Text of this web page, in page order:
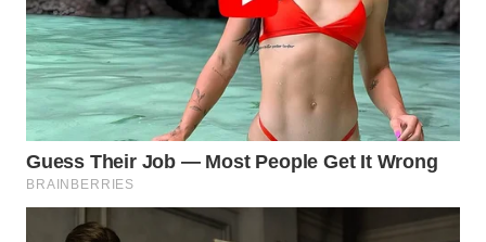
WAHANA
KONSUMEN
WAHANA
LISTRIK
WAHANA